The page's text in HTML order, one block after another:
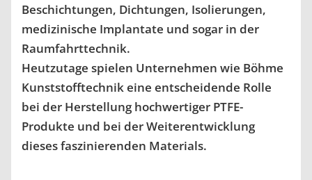
Beschichtungen, Dichtungen, Isolierungen,
medizinische Implantate und sogar in der
Raumfahrttechnik.
Heutzutage spielen Unternehmen wie Böhme
Kunststofftechnik eine entscheidende Rolle
bei der Herstellung hochwertiger PTFE-
Produkte und bei der Weiterentwicklung
dieses faszinierenden Materials.